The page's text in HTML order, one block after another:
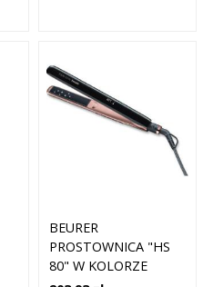
BEURER
PROSTOWNICA "HS
80" W KOLORZE